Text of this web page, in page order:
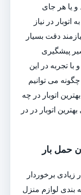
و یا هر جای
اتوبار در نیاز
دقت بسیار
پیشگیری
تجربه در این
می توانیم
اتوبار در چه
اتوبار در در
حمل بار
برخوردار
بندی لوازم منزل